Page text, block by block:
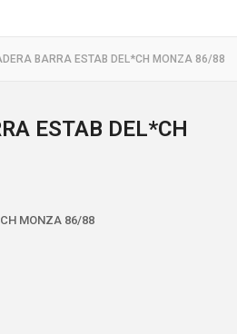
BARRA ESTAB DEL*CH MONZA 86/88
ESTAB DEL*CH
MONZA 86/88